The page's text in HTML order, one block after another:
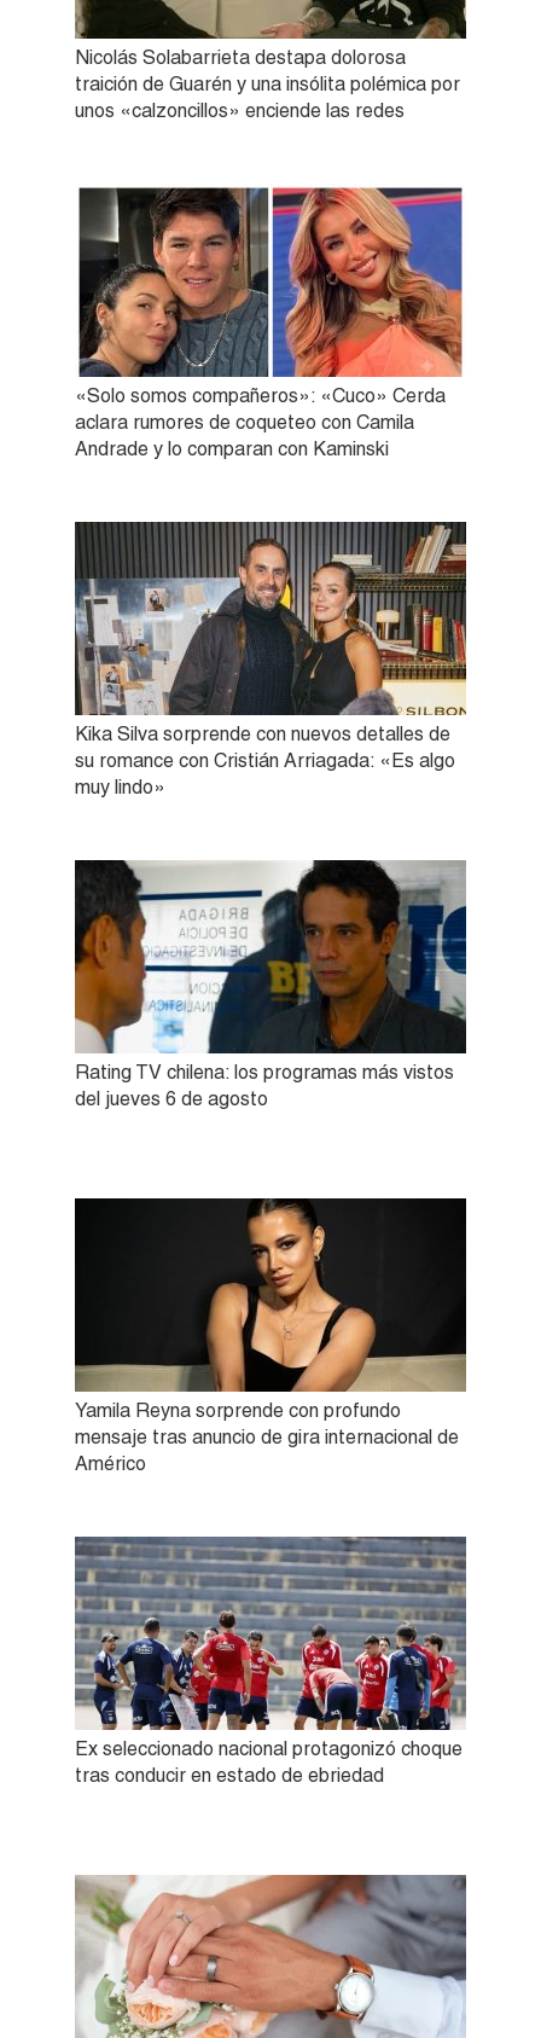
Nicolás Solabarrieta destapa dolorosa
traición de Guarén y una insólita polémica por
unos «calzoncillos» enciende las redes
«Solo somos compañeros»: «Cuco» Cerda
aclara rumores de coqueteo con Camila
Andrade y lo comparan con Kaminski
Kika Silva sorprende con nuevos detalles de
su romance con Cristián Arriagada: «Es algo
muy lindo»
Rating TV chilena: los programas más vistos
del jueves 6 de agosto
Yamila Reyna sorprende con profundo
mensaje tras anuncio de gira internacional de
Américo
Ex seleccionado nacional protagonizó choque
tras conducir en estado de ebriedad